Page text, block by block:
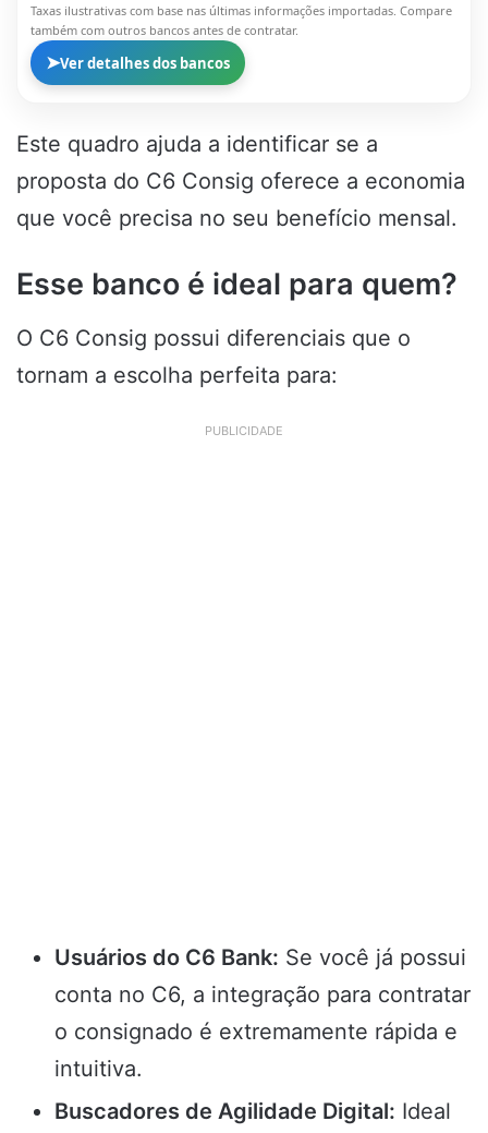
Taxas ilustrativas com base nas últimas informações importadas. Compare
também com outros bancos antes de contratar.
➤Ver detalhes dos bancos
Este quadro ajuda a identificar se a
proposta do C6 Consig oferece a economia
que você precisa no seu benefício mensal.
Esse banco é ideal para quem?
O C6 Consig possui diferenciais que o
tornam a escolha perfeita para:
PUBLICIDADE
Usuários do C6 Bank: Se você já possui
conta no C6, a integração para contratar
o consignado é extremamente rápida e
intuitiva.
Buscadores de Agilidade Digital: Ideal